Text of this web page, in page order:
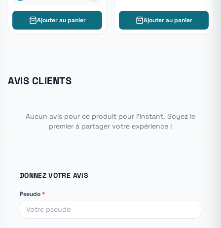
Ajouter au panier Ajouter au panier
AVIS CLIENTS
Aucun avis pour ce produit pour l'instant. Soyez le
premier à partager votre expérience !
DONNEZ VOTRE AVIS
Pseudo*